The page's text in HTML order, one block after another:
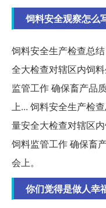
饲料安全观察怎么
饲料安全生产检查总
全大检查对辖区内饲
监管工作 确保畜产品
上... 饲料安全生产检
量安全大检查对辖区
饲料监管工作 确保畜
会上。
你们觉得是做人幸